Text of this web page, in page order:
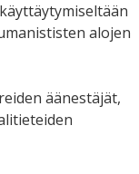
alojen
äänestäjät,